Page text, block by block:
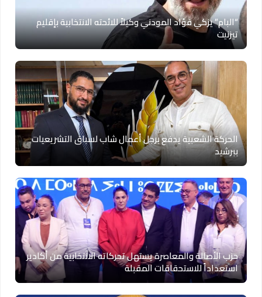
“البام” يزكي فؤاد المودني وكيلاً للائحته الانتخابية بإقليم
تيزنيت
الحركة الشعبية يدفع برجل أعمال شاب لسباق التشريعيات
ببرشيد
حزب الأصالة والمعاصرة يستهل تحركاته الانتخابية من أكادير
استعداداً للاستحقاقات المقبلة